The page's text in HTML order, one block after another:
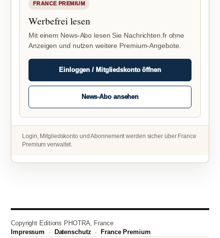
FRANCE PREMIUM
Werbefrei lesen
Mit einem News-Abo lesen Sie Nachrichten.fr ohne
Anzeigen und nutzen weitere Premium-Angebote.
Einloggen / Mitgliedskonto öffnen
News-Abo ansehen
Login, Mitgliedskonto und Abonnement werden sicher über France
Premium verwaltet.
Copyright Editions PHOTRA, France
Impressum · Datenschutz · France Premium